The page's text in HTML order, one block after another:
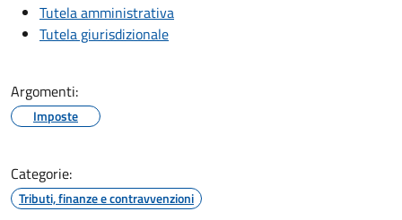
Tutela amministrativa
Tutela giurisdizionale
Argomenti:
Imposte
Categorie:
Tributi, finanze e contravvenzioni